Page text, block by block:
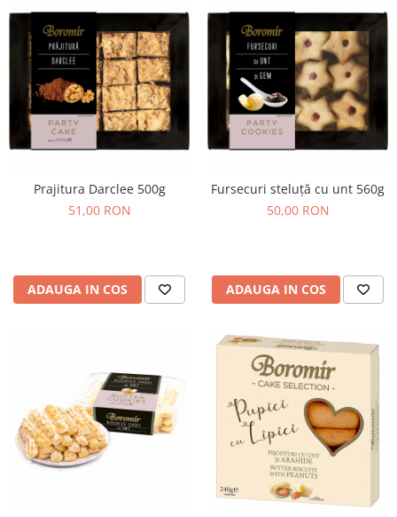
Prajitura Darclee 500g
51,00 RON
ADAUGA IN COS
Fursecuri steluță cu unt 560g
50,00 RON
ADAUGA IN COS